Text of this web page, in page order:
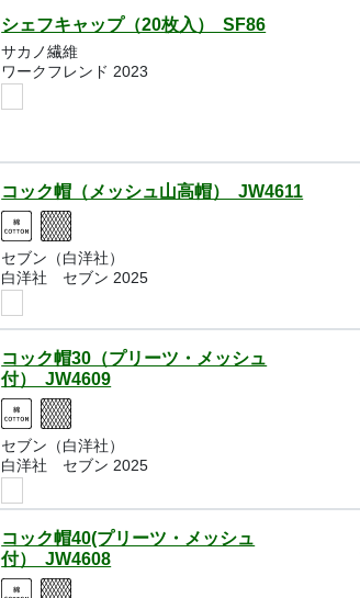
シェフキャップ（20枚入） SF86
サカノ繊維
ワークフレンド 2023
コック帽（メッシュ山高帽） JW4611
セブン（白洋社）
白洋社 セブン 2025
コック帽30（プリーツ・メッシュ
付） JW4609
セブン（白洋社）
白洋社 セブン 2025
コック帽40(プリーツ・メッシュ
付） JW4608